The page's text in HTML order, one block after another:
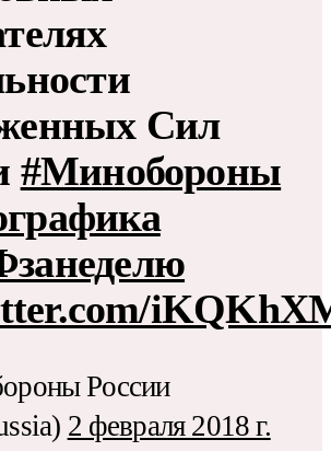
Сил
#Минобороны
России
2 февраля 2018 г.